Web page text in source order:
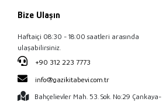
Bize Ulaşın
Haftaiçi 08:30 - 18:00 saatleri arasında
ulaşabilirsiniz.
+90 312 223 7773
info@gazikitabevi.com.tr
Bahçelievler Mah. 53. Sok. No:29 Çankaya-